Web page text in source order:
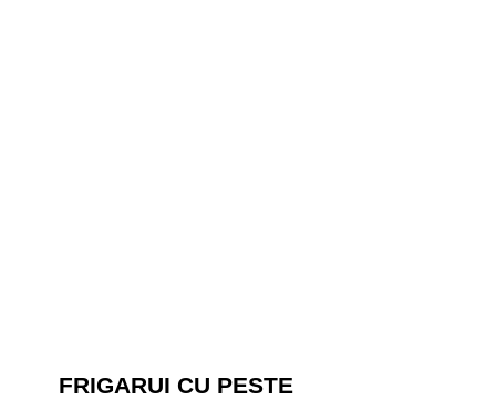
FRIGARUI CU PESTE